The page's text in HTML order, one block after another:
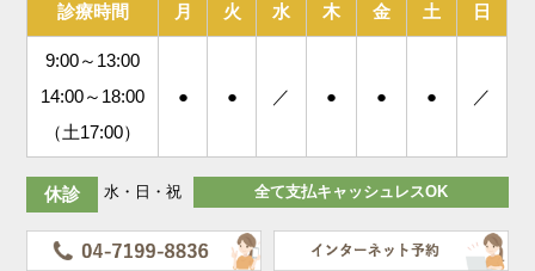
診療時間 月 火 水 木 金 土 日
9:00～13:00
14:00～18:00
（土17:00）
● ● ／ ● ● ● ／
休診 水・日・祝 全て支払キャッシュレスOK